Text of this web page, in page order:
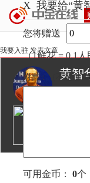
文章
我要入驻 发表文章
黄智
X 我要给“黄
您将赠送
（1鲜花 = 0.1
附言： （不超过
可用金币： 0个